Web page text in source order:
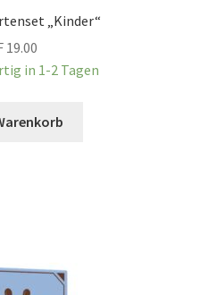
„Kinder“
19.00
in 1-2 Tagen